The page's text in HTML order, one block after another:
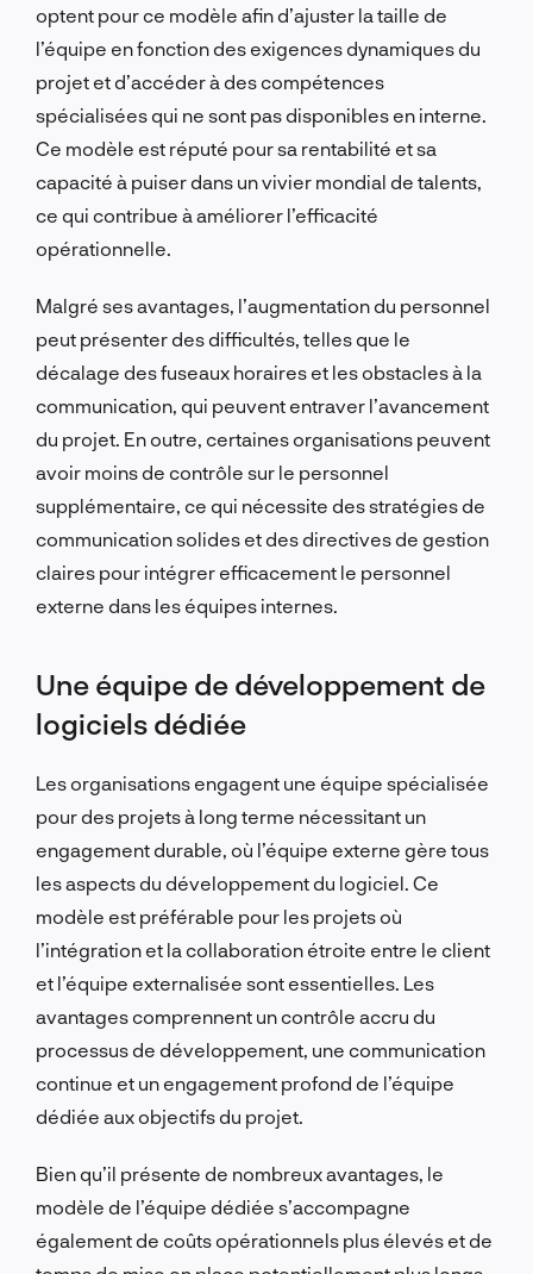
optent pour ce modèle afin d’ajuster la taille de
l’équipe en fonction des exigences dynamiques du
projet et d’accéder à des compétences
spécialisées qui ne sont pas disponibles en interne.
Ce modèle est réputé pour sa rentabilité et sa
capacité à puiser dans un vivier mondial de talents,
ce qui contribue à améliorer l’efficacité
opérationnelle.
Malgré ses avantages, l’augmentation du personnel
peut présenter des difficultés, telles que le
décalage des fuseaux horaires et les obstacles à la
communication, qui peuvent entraver l’avancement
du projet. En outre, certaines organisations peuvent
avoir moins de contrôle sur le personnel
supplémentaire, ce qui nécessite des stratégies de
communication solides et des directives de gestion
claires pour intégrer efficacement le personnel
externe dans les équipes internes.
Une équipe de développement de
logiciels dédiée
Les organisations engagent une équipe spécialisée
pour des projets à long terme nécessitant un
engagement durable, où l’équipe externe gère tous
les aspects du développement du logiciel. Ce
modèle est préférable pour les projets où
l’intégration et la collaboration étroite entre le client
et l’équipe externalisée sont essentielles. Les
avantages comprennent un contrôle accru du
processus de développement, une communication
continue et un engagement profond de l’équipe
dédiée aux objectifs du projet.
Bien qu’il présente de nombreux avantages, le
modèle de l’équipe dédiée s’accompagne
également de coûts opérationnels plus élevés et de